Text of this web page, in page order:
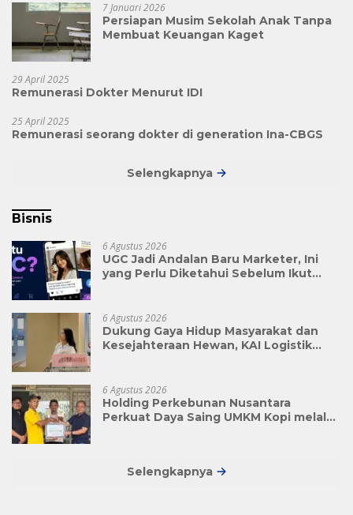
7 Januari 2026
Persiapan Musim Sekolah Anak Tanpa
Membuat Keuangan Kaget
29 April 2025
Remunerasi Dokter Menurut IDI
25 April 2025
Remunerasi seorang dokter di generation Ina-CBGS
Selengkapnya
Bisnis
6 Agustus 2026
UGC Jadi Andalan Baru Marketer, Ini
yang Perlu Diketahui Sebelum Ikut
6 Agustus 2026
Dukung Gaya Hidup Masyarakat dan
Kesejahteraan Hewan, KAI Logistik
6 Agustus 2026
Holding Perkebunan Nusantara
Perkuat Daya Saing UMKM Kopi melalui
Selengkapnya